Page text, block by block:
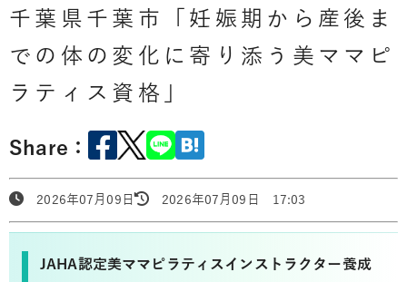
千葉県千葉市「妊娠期から産後ま
での体の変化に寄り添う美ママピ
ラティス資格」
Share：
2026年07月09日 2026年07月09日 17:03
JAHA認定美ママピラティスインストラクター養成